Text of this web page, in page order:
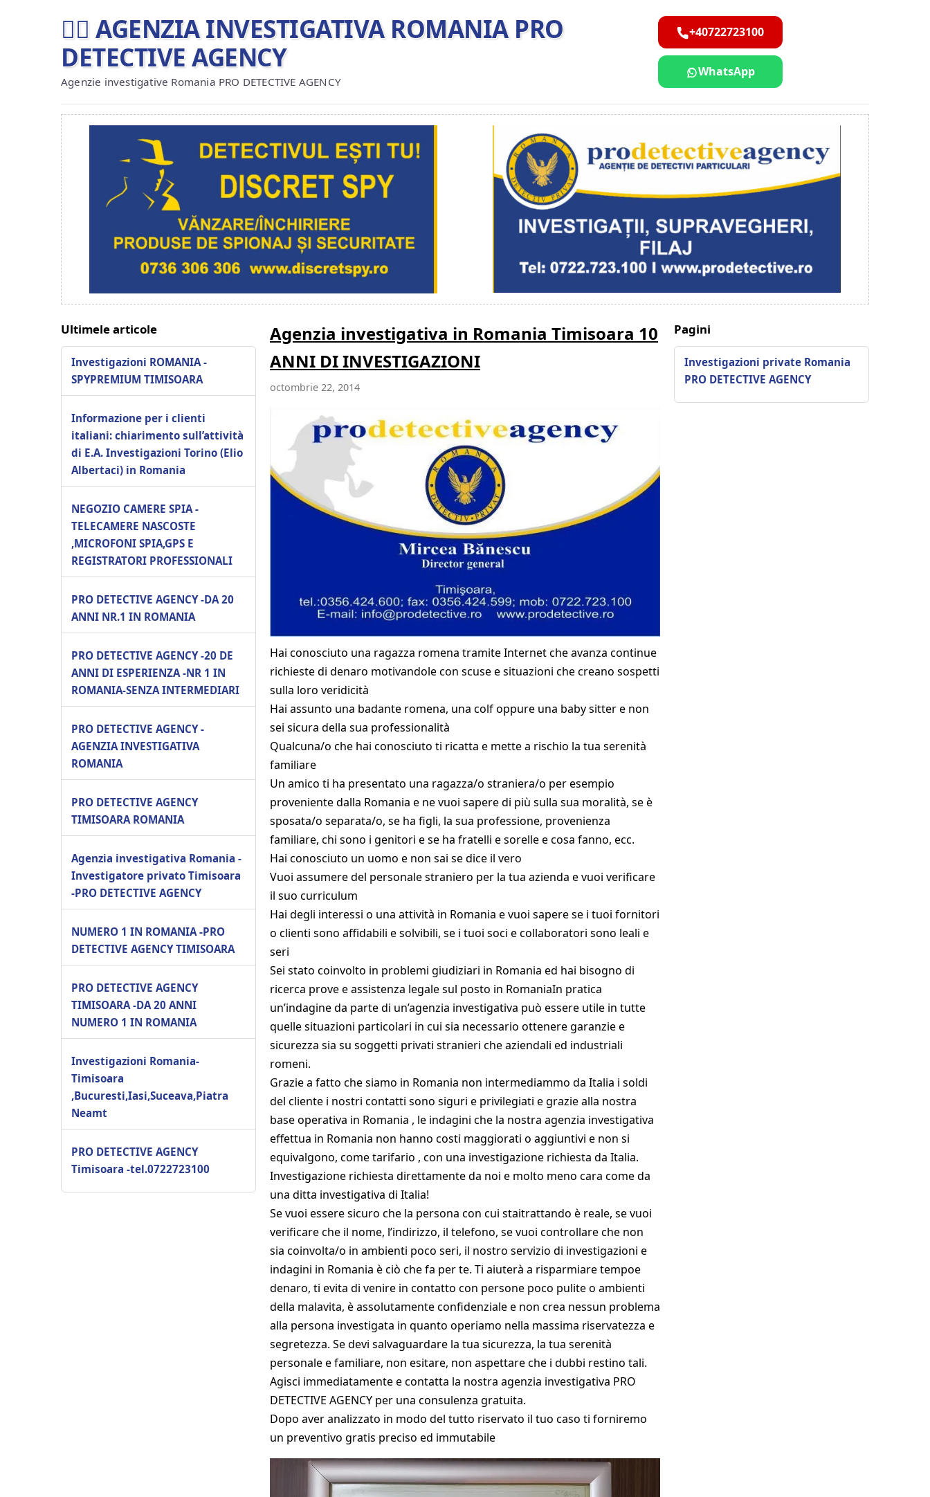
🕵️‍♂ AGENZIA INVESTIGATIVA ROMANIA PRO
DETECTIVE AGENCY
Agenzie investigative Romania PRO DETECTIVE AGENCY
+40722723100
WhatsApp
Ultimele articole
Investigazioni ROMANIA -
SPYPREMIUM TIMISOARA
Informazione per i clienti
italiani: chiarimento sull’attività
di E.A. Investigazioni Torino (Elio
Albertaci) in Romania
NEGOZIO CAMERE SPIA -
TELECAMERE NASCOSTE
,MICROFONI SPIA,GPS E
REGISTRATORI PROFESSIONALI
PRO DETECTIVE AGENCY -DA 20
ANNI NR.1 IN ROMANIA
PRO DETECTIVE AGENCY -20 DE
ANNI DI ESPERIENZA -NR 1 IN
ROMANIA-SENZA INTERMEDIARI
PRO DETECTIVE AGENCY -
AGENZIA INVESTIGATIVA
ROMANIA
PRO DETECTIVE AGENCY
TIMISOARA ROMANIA
Agenzia investigativa Romania -
Investigatore privato Timisoara
-PRO DETECTIVE AGENCY
NUMERO 1 IN ROMANIA -PRO
DETECTIVE AGENCY TIMISOARA
PRO DETECTIVE AGENCY
TIMISOARA -DA 20 ANNI
NUMERO 1 IN ROMANIA
Investigazioni Romania-
Timisoara
,Bucuresti,Iasi,Suceava,Piatra
Neamt
PRO DETECTIVE AGENCY
Timisoara -tel.0722723100
Agenzia investigativa in Romania Timisoara 10
ANNI DI INVESTIGAZIONI
octombrie 22, 2014
Hai conosciuto una ragazza romena tramite Internet che avanza continue
richieste di denaro motivandole con scuse e situazioni che creano sospetti
sulla loro veridicità
Hai assunto una badante romena, una colf oppure una baby sitter e non
sei sicura della sua professionalità
Qualcuna/o che hai conosciuto ti ricatta e mette a rischio la tua serenità
familiare
Un amico ti ha presentato una ragazza/o straniera/o per esempio
proveniente dalla Romania e ne vuoi sapere di più sulla sua moralità, se è
sposata/o separata/o, se ha figli, la sua professione, provenienza
familiare, chi sono i genitori e se ha fratelli e sorelle e cosa fanno, ecc.
Hai conosciuto un uomo e non sai se dice il vero
Vuoi assumere del personale straniero per la tua azienda e vuoi verificare
il suo curriculum
Hai degli interessi o una attività in Romania e vuoi sapere se i tuoi fornitori
o clienti sono affidabili e solvibili, se i tuoi soci e collaboratori sono leali e
seri
Sei stato coinvolto in problemi giudiziari in Romania ed hai bisogno di
ricerca prove e assistenza legale sul posto in RomaniaIn pratica
un’indagine da parte di un’agenzia investigativa può essere utile in tutte
quelle situazioni particolari in cui sia necessario ottenere garanzie e
sicurezza sia su soggetti privati stranieri che aziendali ed industriali
romeni.
Grazie a fatto che siamo in Romania non intermediammo da Italia i soldi
del cliente i nostri contatti sono siguri e privilegiati e grazie alla nostra
base operativa in Romania , le indagini che la nostra agenzia investigativa
effettua in Romania non hanno costi maggiorati o aggiuntivi e non si
equivalgono, come tarifario , con una investigazione richiesta da Italia.
Investigazione richiesta direttamente da noi e molto meno cara come da
una ditta investigativa di Italia!
Se vuoi essere sicuro che la persona con cui staitrattando è reale, se vuoi
verificare che il nome, l’indirizzo, il telefono, se vuoi controllare che non
sia coinvolta/o in ambienti poco seri, il nostro servizio di investigazioni e
indagini in Romania è ciò che fa per te. Ti aiuterà a risparmiare tempoe
denaro, ti evita di venire in contatto con persone poco pulite o ambienti
della malavita, è assolutamente confidenziale e non crea nessun problema
alla persona investigata in quanto operiamo nella massima riservatezza e
segretezza. Se devi salvaguardare la tua sicurezza, la tua serenità
personale e familiare, non esitare, non aspettare che i dubbi restino tali.
Agisci immediatamente e contatta la nostra agenzia investigativa PRO
DETECTIVE AGENCY per una consulenza gratuita.
Dopo aver analizzato in modo del tutto riservato il tuo caso ti forniremo
un preventivo gratis preciso ed immutabile
Pagini
Investigazioni private Romania
PRO DETECTIVE AGENCY